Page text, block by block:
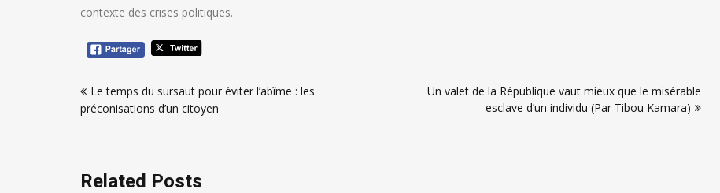
contexte des crises politiques.
deLe temps du sursaut pour éviter l’abîme : les
préconisations d’un citoyen
Un valet de la République vaut mieux que le misérable
esclave d’un individu (Par Tibou Kamara)
Related Posts